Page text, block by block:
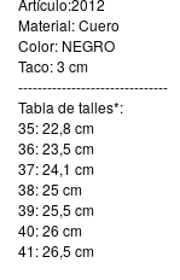
Artículo:2012
Material: Cuero
Color: NEGRO
Taco: 3 cm
-------------------------------
Tabla de talles*:
35: 22,8 cm
36: 23,5 cm
37: 24,1 cm
38: 25 cm
39: 25,5 cm
40: 26 cm
41: 26,5 cm